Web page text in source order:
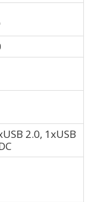
2.0, 1хUSB